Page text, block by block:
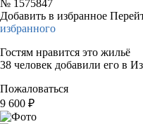
№ 1575847
Добавить в избранное
избранного
Гостям нравится это жильё
38 человек добавили его в
Пожаловаться
9 600 ₽